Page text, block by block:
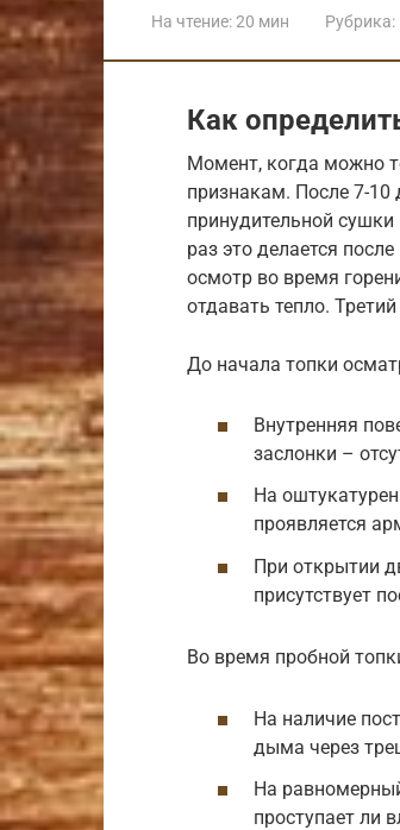
На чтение:20 мин Рубрика:
Как
Момент, когда можно
признакам. После 7-10
принудительной
раз это делается
осмотр во время
отдавать тепло.
До начала топки
Внутренняя
заслонки –
На
проявляется
При открытии
присутствует
Во время пробной
На наличие
дыма через
На
проступает ли